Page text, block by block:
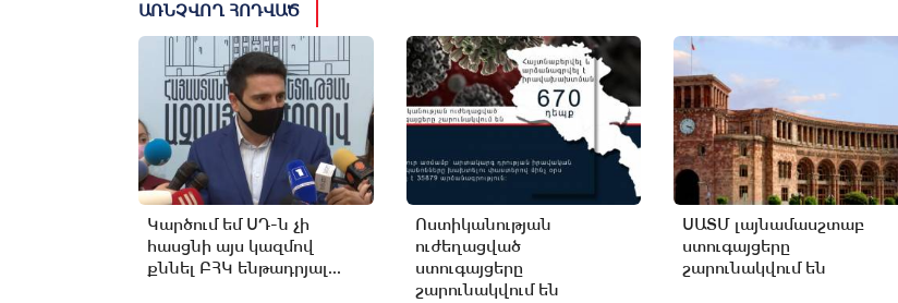
ԱՌՆՉՎՈՂ ՀՈԴՎԱԾ
Կարծում եմ ՍԴ-ն չի
հասցնի այս կազմով
քննել ԲՀԿ ենթադրյալ...
Ոստիկանության
ուժեղացված
ստուգայցերը
շարունակվում են
ՍԱՏՄ լայնամասշտաբ
ստուգայցերը
շարունակվում են